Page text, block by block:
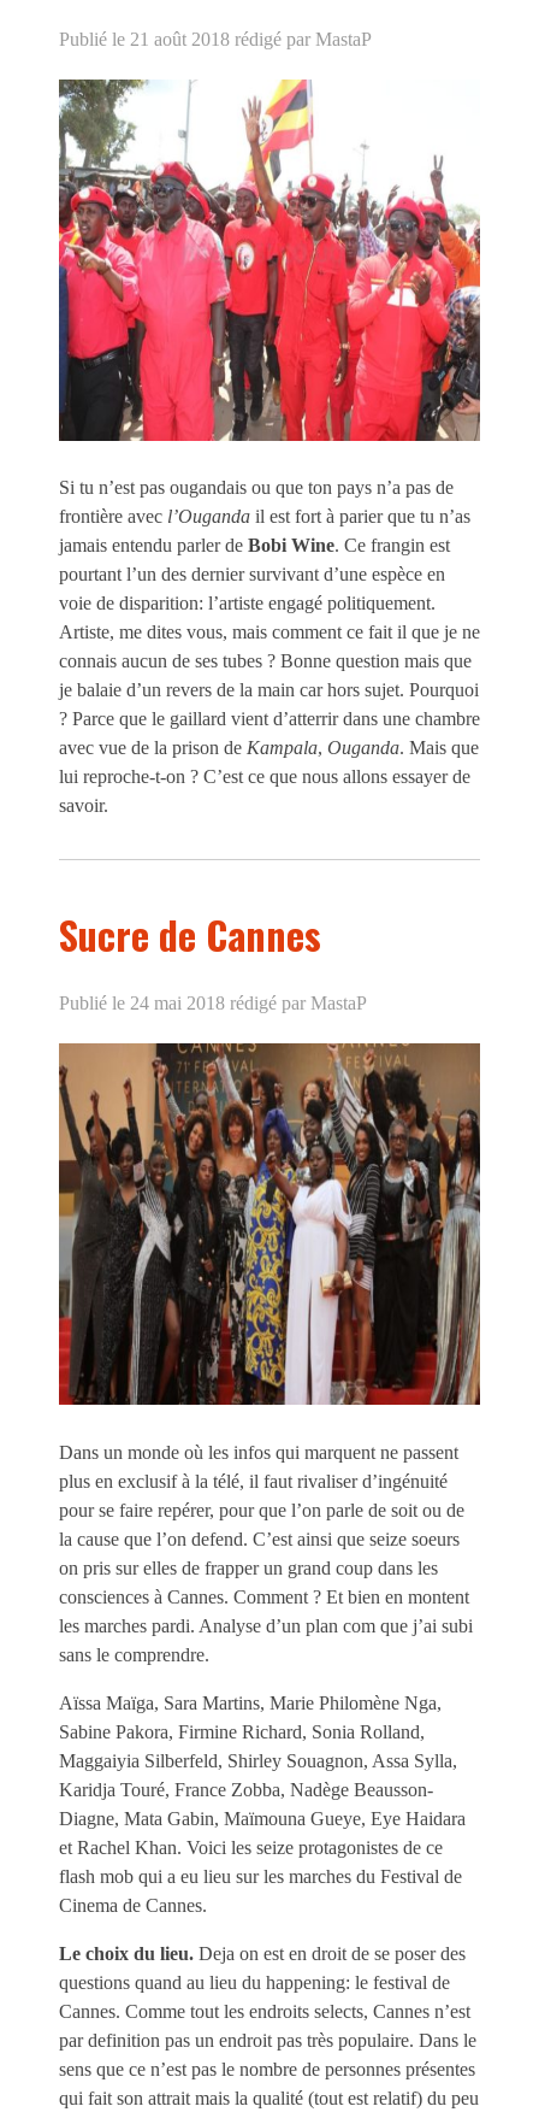
Publié le 21 août 2018 rédigé par MastaP
Si tu n’est pas ougandais ou que ton pays n’a pas de
frontière avec l’Ouganda il est fort à parier que tu n’as
jamais entendu parler de Bobi Wine. Ce frangin est
pourtant l’un des dernier survivant d’une espèce en
voie de disparition: l’artiste engagé politiquement.
Artiste, me dites vous, mais comment ce fait il que je ne
connais aucun de ses tubes ? Bonne question mais que
je balaie d’un revers de la main car hors sujet. Pourquoi
? Parce que le gaillard vient d’atterrir dans une chambre
avec vue de la prison de Kampala, Ouganda. Mais que
lui reproche-t-on ? C’est ce que nous allons essayer de
savoir.
Sucre de Cannes
Publié le 24 mai 2018 rédigé par MastaP
Dans un monde où les infos qui marquent ne passent
plus en exclusif à la télé, il faut rivaliser d’ingénuité
pour se faire repérer, pour que l’on parle de soit ou de
la cause que l’on defend. C’est ainsi que seize soeurs
on pris sur elles de frapper un grand coup dans les
consciences à Cannes. Comment ? Et bien en montent
les marches pardi. Analyse d’un plan com que j’ai subi
sans le comprendre.
Aïssa Maïga, Sara Martins, Marie Philomène Nga,
Sabine Pakora, Firmine Richard, Sonia Rolland,
Maggaiyia Silberfeld, Shirley Souagnon, Assa Sylla,
Karidja Touré, France Zobba, Nadège Beausson-
Diagne, Mata Gabin, Maïmouna Gueye, Eye Haidara
et Rachel Khan. Voici les seize protagonistes de ce
flash mob qui a eu lieu sur les marches du Festival de
Cinema de Cannes.
Le choix du lieu. Deja on est en droit de se poser des
questions quand au lieu du happening: le festival de
Cannes. Comme tout les endroits selects, Cannes n’est
par definition pas un endroit pas très populaire. Dans le
sens que ce n’est pas le nombre de personnes présentes
qui fait son attrait mais la qualité (tout est relatif) du peu